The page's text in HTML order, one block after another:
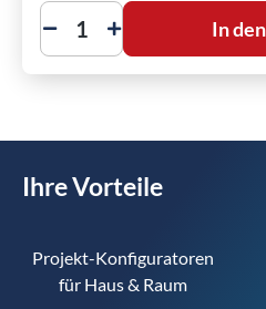
In
Ihre Vorteile
Projekt-Konfiguratoren
für Haus & Raum